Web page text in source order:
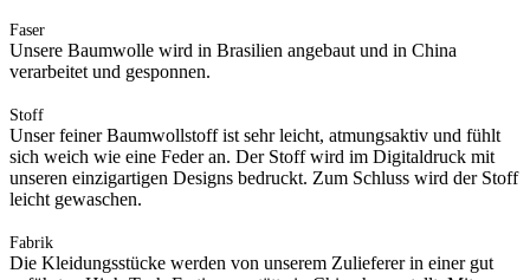
Faser
Unsere Baumwolle wird in Brasilien angebaut und in China
verarbeitet und gesponnen.
Stoff
Unser feiner Baumwollstoff ist sehr leicht, atmungsaktiv und fühlt
sich weich wie eine Feder an. Der Stoff wird im Digitaldruck mit
unseren einzigartigen Designs bedruckt. Zum Schluss wird der Stoff
leicht gewaschen.
Fabrik
Die Kleidungsstücke werden von unserem Zulieferer in einer gut